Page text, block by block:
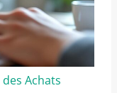
Achats